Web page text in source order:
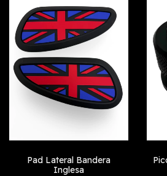
Pad Lateral Bandera
Inglesa